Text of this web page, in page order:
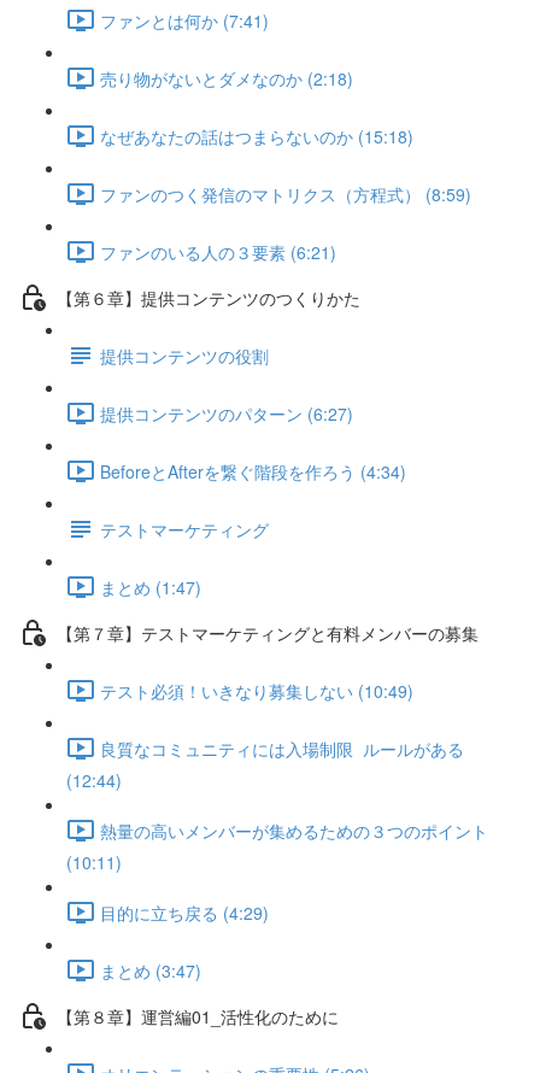
ファンとは何か (7:41)
売り物がないとダメなのか (2:18)
なぜあなたの話はつまらないのか (15:18)
ファンのつく発信のマトリクス（方程式） (8:59)
ファンのいる人の３要素 (6:21)
【第６章】提供コンテンツのつくりかた
提供コンテンツの役割
提供コンテンツのパターン (6:27)
BeforeとAfterを繋ぐ階段を作ろう (4:34)
テストマーケティング
まとめ (1:47)
【第７章】テストマーケティングと有料メンバーの募集
テスト必須！いきなり募集しない (10:49)
良質なコミュニティには入場制限 ルールがある
(12:44)
熱量の高いメンバーが集めるための３つのポイント
(10:11)
目的に立ち戻る (4:29)
まとめ (3:47)
【第８章】運営編01_活性化のために